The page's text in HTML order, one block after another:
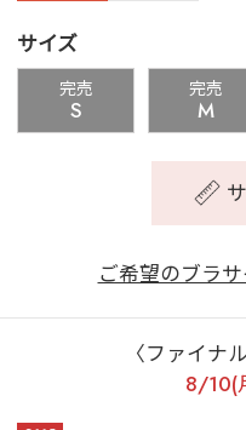
サイズ
完売
S
完売
M
ご希望のブラ
〈ファイナ
8/10(